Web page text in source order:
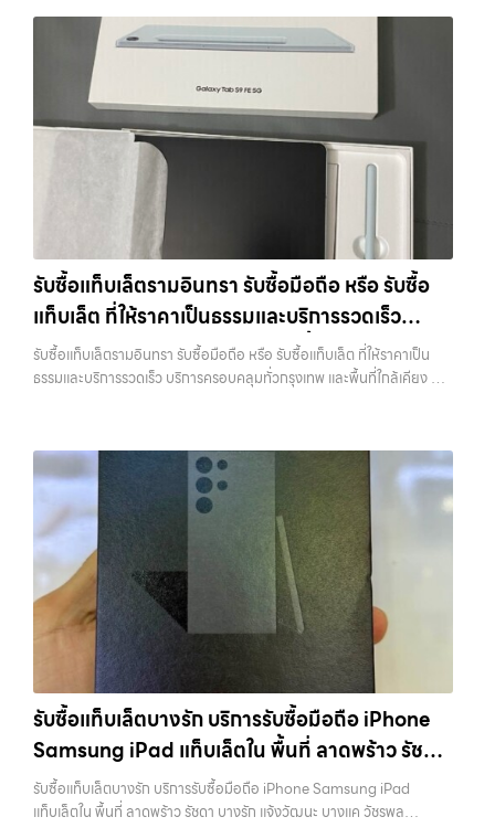
เกษตรนวมินทร์, เสนานิคม, วังหินไม่ว่าคุณจะต้องการ รับซื้อโทรศัพท์, รับ
ซื้อแมคบุค, รับซื้อโน๊ตบุ๊ค, รับซื้อแท็บเล็ต, หรือบริการอื่นๆ เกี่ยวกับสินค้า
ไอที กรุงเทพฯ – เราพร้อมให้บริการครบวงจร บริการของเรา เราให้บริการ
แบบครบวงจรสำหรับลูกค้าที่ต้องการขายอุปกรณ์ไอที ไม่ว่าจะเป็น: รับซื้อไอ
โฟน ทุกรุ่น ทั้งเครื่องใหม่และเครื่องใช้งานแล้ว รับซื้อไอแพด แท็บเล็ต Apple
หรือยี่ห้ออื่น รับซื้อมือถือ…
ต้องการเปลี่ยนรุ่น หรือต้องการเงินด่วน เราจึงมอบบริการประเมินสภาพ
เครื่อง ฟรี ปราบปรามความยุ่งยากทั้งหลาย โดยเน้น โปร่งใส มั่นใจได้ และ
จ่ายเงินทันทีเมื่อตกลงซื้อขายสำเร็จ บริการของเราครอบคลุมทั้ง iPhone
สายใหม่-เก่า, Samsung ทุกรุ่น, iPad และแท็บเล็ตทุกแบรนด์ เรารับถึงแม้
จะอยู่ในสภาพใช้งานแล้ว ตกแต่งแล้ว หรือมีรอยบ้าง เพราะมูลค่าของเครื่อง
ไม่ได้ขึ้นอยู่แค่ยี่ห้อ แต่ขึ้นอยู่กับสภาพจริง ความครบชุด และความสะดวกใน
การขายของคุณ เราจึงตั้งใจให้บริการในเขต ลาดพร้าว, รัชดา, บางรัก,
แจ้งวัฒนะ, บางแค, วัชรพล, รามอินทรา, บางนา, บางพลี, เกษตรนวมินทร์,
เสนานิคม, วังหิน อย่างเต็มที่ ไม่ว่าคุณจะค้นหาคำว่า “รับซื้อมือถือใกล้ฉัน”,
“รับซื้อโทรศัพท์มือสองกรุงเทพ”, “ขาย iPad ได้ราคา”, “รับซื้อแท็บเล็ต
กรุงเทพถึงที่”, หรือ “รับซื้อ Samsung มือสอง ราคาสูง” — ที่นี่คือคำตอบ
เพราะบริการของเรามุ่งตรงให้คุณได้รับราคาและความสะดวกสบายที่เหนือ
กว่า เลือกเราแล้วคุณจะได้บริการที่คุณไว้วางใจ พร้อมทีมงานที่พร้อม
อำนวยความสะดวก นัดรับถึงที่ ตรวจสภาพอย่างมืออาชีพ และจ่ายเงินทันที
ทั้งหมดนี้เพื่อให้การขายอุปกรณ์ของคุณเป็นเรื่องง่ายขึ้น ดีกว่า รวดเร็วกว่า
และคุ้มค่ากว่า ทำไมต้องเลือกเรา ผู้เชี่ยวชาญด้านการให้บริการ รับซื้อมือถือ
iPhone, Samsung, ไอแพด แท็บเล็ตทุกยี่ห้อ ในราคาสูง พร้อมจ่ายเงิน
วังหินไม่ว่าคุณจะต้องการ รับซื้อโทรศัพท์, รับซื้อแมคบุค, รับซื้อโน๊ตบุ๊ค, รับ
ซื้อแท็บเล็ต, หรือบริการอื่นๆ เกี่ยวกับสินค้าไอที กรุงเทพฯ – เราพร้อมให้
บริการครบวงจร บริการของเรา เราให้บริการแบบครบวงจรสำหรับลูกค้าที่
ต้องการขายอุปกรณ์ไอที ไม่ว่าจะเป็น: รับซื้อไอโฟน ทุกรุ่น…
ดา บางรัก แจ้งวัฒนะ บางแค วัชรพล รามอินทรา รับซื้อ MacBookรัชดา
— บริการรับซื้อมือถือ iPhone Samsung iPad แท็บเล็ตใน พื้นที่
ลาดพร้าว รัชดา บางรัก แจ้งวัฒนะ บางแค วัชรพล รามอินทรา พร้อมจ่าย
เงินทันที รับซื้อ MacBookรัชดา บริการรับซื้อมือถือ iPhone Samsung
iPad แท็บเล็ตใน พื้นที่ ลาดพร้าว รัชดา บางรัก แจ้งวัฒนะ บางแค วัชรพล
รามอินทรา พร้อมจ่ายเงินทันที… รับซื้อ MacBookรัชดา รับซื้อ iPhone
ทุกรุ่น ให้ราคาสูง พร้อมจ่ายเงินทันที ประสบการณ์เหนือระดับกับการ รับ
ซื้อไอโฟน, รับซื้อไอแพด, รับซื้อมือถือ ยินดีต้อนรับสู่ “รับซื้อขายมือ
ถือ.com” เว็บไซต์ที่คุณไว้วางใจได้ สำหรับบริการ รับซื้อ มือถือ iPhone,
Samsung, iPad, แท็บเล็ต ทุกยี่ห้อ ให้ราคาสูง พร้อมจ่ายเงินทันที
ครอบคลุมพื้นที่ ลาดพร้าว, รัชดา, บางรัก, แจ้งวัฒนะ, บางแค, วัชรพล,
รามอินทรา และเขตกรุงเทพฯ ใกล้ “ใกล้ ฉัน” ที่สุด ในยุคที่สมาร์ทโฟน
แท็บเล็ต และอุปกรณ์ไอทีใหม่ๆ เปลี่ยนรุ่นกันแทบทุกช่วงเวลา อุปกรณ์ที่คุณ
ใช้แล้วอาจกลายเป็นของที่ไม่ได้ใช้งานอยู่เฉยๆ เว็บไซต์ของเราจึงเกิดขึ้นเพื่อ
เป็นทางเลือกให้คุณสามารถเปลี่ยนอุปกรณ์ที่ไม่ใช้แล้วให้กลายเป็นเงินสดได้
ทันที ด้วยบริการ รับซื้อไอโฟน, รับซื้อไอแพด, รับซื้อมือถือ, รับซื้อโทรศัพท์,
รับซื้อโน๊ตบุ๊ค, รับซื้อแท็บเล็ต, รับซื้อสินค้าไอทีกรุงเทพมหานคร อย่างครบ
ถือ.com” เราเข้าใจดีว่าอุปกรณ์แต่ละชิ้นไม่ใช่แค่เครื่องใช้ไฟฟ้า แต่เป็น
ทรัพย์สินที่มีมูลค่า คุณอาจต้องการเปลี่ยนรุ่น หรือต้องการเงินด่วน เราจึง
มอบบริการประเมินสภาพเครื่อง ฟรี ปราบปรามความยุ่งยากทั้งหลาย โดย
เน้น โปร่งใส มั่นใจได้ และจ่ายเงินทันทีเมื่อตกลงซื้อขายสำเร็จ บริการของเรา
ครอบคลุมทั้ง iPhone สายใหม่-เก่า, Samsung ทุกรุ่น, iPad และแท็บเล็ต
ทุกแบรนด์ เรารับถึงแม้จะอยู่ในสภาพใช้งานแล้ว ตกแต่งแล้ว หรือมีรอยบ้าง
เพราะมูลค่าของเครื่องไม่ได้ขึ้นอยู่แค่ยี่ห้อ แต่ขึ้นอยู่กับสภาพจริง ความครบ
ชุด และความสะดวกในการขายของคุณ เราจึงตั้งใจให้บริการในเขต
ลาดพร้าว, รัชดา, บางรัก, แจ้งวัฒนะ, บางแค, วัชรพล, รามอินทรา, บางนา,
บางพลี, เกษตรนวมินทร์, เสนานิคม, วังหิน อย่างเต็มที่ ไม่ว่าคุณจะค้นหาคำ
ว่า “รับซื้อมือถือใกล้ฉัน”, “รับซื้อโทรศัพท์มือสองกรุงเทพ”, “ขาย iPad ได้
ราคา”, “รับซื้อแท็บเล็ต กรุงเทพถึงที่”, หรือ “รับซื้อ Samsung มือสอง
ราคาสูง” — ที่นี่คือคำตอบ เพราะบริการของเรามุ่งตรงให้คุณได้รับราคาและ
ความสะดวกสบายที่เหนือกว่า เลือกเราแล้วคุณจะได้บริการที่คุณไว้วางใจ
พร้อมทีมงานที่พร้อมอำนวยความสะดวก นัดรับถึงที่ ตรวจสภาพอย่างมือ
อาชีพ และจ่ายเงินทันที ทั้งหมดนี้เพื่อให้การขายอุปกรณ์ของคุณเป็นเรื่อง
ง่ายขึ้น ดีกว่า รวดเร็วกว่า และคุ้มค่ากว่า ทำไมต้องเลือกเรา ผู้เชี่ยวชาญด้าน
รับซื้อแท็บเล็ตรามอินทรา รับซื้อมือถือ หรือ รับซื้อ
แท็บเล็ต ที่ให้ราคาเป็นธรรมและบริการรวดเร็ว
บริการครอบคลุมทั่วกรุงเทพ และพื้นที่ใกล้เคียง
รับซื้อแท็บเล็ตรามอินทรา รับซื้อมือถือ หรือ รับซื้อแท็บเล็ต ที่ให้ราคาเป็น
ธรรมและบริการรวดเร็ว บริการครอบคลุมทั่วกรุงเทพ และพื้นที่ใกล้เคียง —
วัชรพล รามอินทรา รับซื้อแท็บเล็ตรามอินทรา — รับซื้อมือถือ หรือ รับซื้อ
แท็บเล็ต ที่ให้ราคาเป็นธรรมและบริการรวดเร็ว บริการครอบคลุมทั่วกรุงเทพ
และพื้นที่ใกล้เคียง รับซื้อแท็บเล็ตรามอินทรา รับซื้อมือถือ หรือ รับซื้อ
แท็บเล็ต ที่ให้ราคาเป็นธรรมและบริการรวดเร็ว บริการครอบคลุมทั่วกรุงเทพ
และพื้นที่ใกล้เคียง รับซื้อ… รับซื้อแท็บเล็ตรามอินทรา รับซื้อ Samsung
และมือถือ Android ทุกยี่ห้อ ไม่ว่าจะรุ่นใหม่หรือรุ่นเก่า ประสบการณ์เหนือ
ระดับกับการ รับซื้อไอโฟน, รับซื้อไอแพด, รับซื้อมือถือ ยินดีต้อนรับสู่ “รับซื้อ
ขายมือถือ.com” เว็บไซต์ที่คุณไว้วางใจได้ สำหรับบริการ รับซื้อ มือถือ
iPhone, Samsung, iPad, แท็บเล็ต ทุกยี่ห้อ ให้ราคาสูง พร้อมจ่ายเงิน
ทันที ครอบคลุมพื้นที่ ลาดพร้าว, รัชดา, บางรัก, แจ้งวัฒนะ, บางแค, วัชรพล,
รามอินทรา และเขตกรุงเทพฯ ใกล้ “ใกล้ ฉัน” ที่สุด ในยุคที่สมาร์ทโฟน
แท็บเล็ต และอุปกรณ์ไอทีใหม่ๆ เปลี่ยนรุ่นกันแทบทุกช่วงเวลา อุปกรณ์ที่คุณ
ใช้แล้วอาจกลายเป็นของที่ไม่ได้ใช้งานอยู่เฉยๆ เว็บไซต์ของเราจึงเกิดขึ้นเพื่อ
เป็นทางเลือกให้คุณสามารถเปลี่ยนอุปกรณ์ที่ไม่ใช้แล้วให้กลายเป็นเงินสดได้
รับซื้อโน๊ตบุ๊ค, รับซื้อแท็บเล็ต, รับซื้อสินค้าไอทีกรุงเทพมหานคร อย่างครบ
วงจร ไม่ว่าคุณจะอยู่โซนเมืองหรือเขตชานเมือง เรามีทีมงานพร้อมให้บริการ
รับซื้อแท็บเล็ตบางรัก บริการรับซื้อมือถือ iPhone
Samsung iPad แท็บเล็ตใน พื้นที่ ลาดพร้าว รัชดา
บางรัก แจ้งวัฒนะ บางแค วัชรพล รามอินทรา
พร้อมจ่ายเงินทันที
รับซื้อแท็บเล็ตบางรัก บริการรับซื้อมือถือ iPhone Samsung iPad
แท็บเล็ตใน พื้นที่ ลาดพร้าว รัชดา บางรัก แจ้งวัฒนะ บางแค วัชรพล